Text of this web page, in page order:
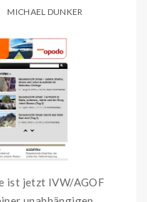
MICHAEL DUNKER
ist jetzt IVW/AGOF